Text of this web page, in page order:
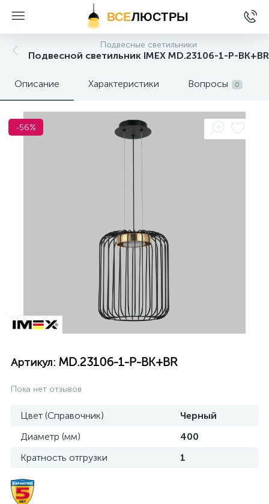
ВСЕЛЮСТРЫ
Подвесные светильники
Подвесной светильник IMEX MD.23106-1-P-BK+BR
Описание Характеристики Вопросы 0
-56%
Артикул: MD.23106-1-P-BK+BR
Пока нет отзывов
Цвет (Справочник)
Черный
Диаметр (мм)
400
Кратность отгрузки
1